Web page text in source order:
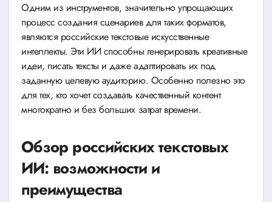
Одним из инструментов, значительно упрощающих
процесс создания сценариев для таких форматов,
являются российские текстовые искусственные
интеллекты. Эти ИИ способны генерировать креативные
идеи, писать тексты и даже адаптировать их под
заданную целевую аудиторию. Особенно полезно это
для тех, кто хочет создавать качественный контент
многократно и без больших затрат времени.
Обзор российских текстовых
ИИ: возможности и
преимущества